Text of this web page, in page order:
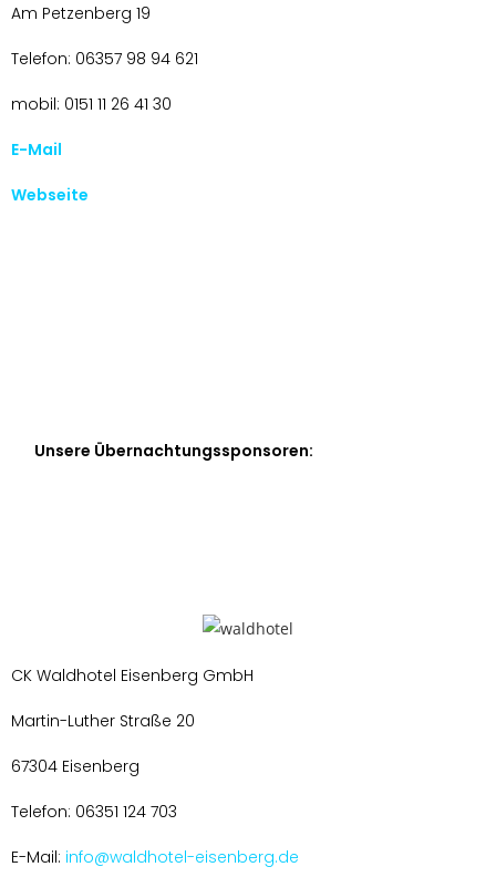
Am Petzenberg 19
Telefon: 06357 98 94 621
mobil: 0151 11 26 41 30
E-Mail
Webseite
Unsere Übernachtungssponsoren:
CK Waldhotel Eisenberg GmbH
Martin-Luther Straße 20
67304 Eisenberg
Telefon: 06351 124 703
E-Mail: info@waldhotel-eisenberg.de